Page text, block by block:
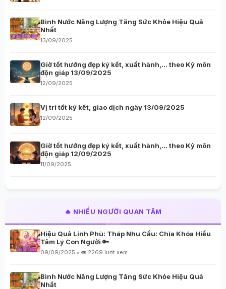
Bình Nước Năng Lượng Tăng Sức Khỏe Hiệu Quả
Nhất
13/09/2025
Giờ tốt hướng đẹp ký kết, xuất hành,… theo Kỳ môn
độn giáp 13/09/2025
12/09/2025
Vị trí tốt ký kết, giao dịch ngày 13/09/2025
12/09/2025
Giờ tốt hướng đẹp ký kết, xuất hành,… theo Kỳ môn
độn giáp 12/09/2025
11/09/2025
🔥 NHIỀU NGƯỜI QUAN TÂM
Hiệu Quả Linh Phù: Tháp Nhu Cầu: Chìa Khóa Hiểu
Tâm Lý Con Người 🔑
09/09/2025 • 👁️ 2269 lượt xem
Bình Nước Năng Lượng Tăng Sức Khỏe Hiệu Quả
Nhất